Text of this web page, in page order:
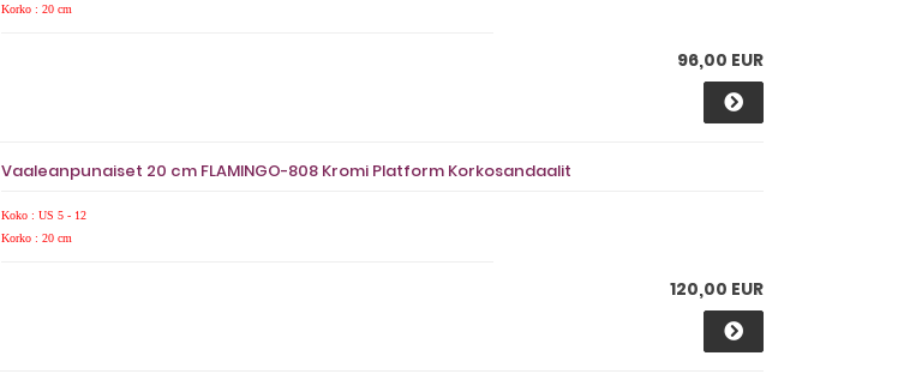
Korko : 20 cm
96,00 EUR
Vaaleanpunaiset 20 cm FLAMINGO-808 Kromi Platform Korkosandaalit
Koko : US 5 - 12
Korko : 20 cm
120,00 EUR